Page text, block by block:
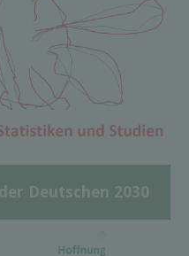
Deutschen 2030